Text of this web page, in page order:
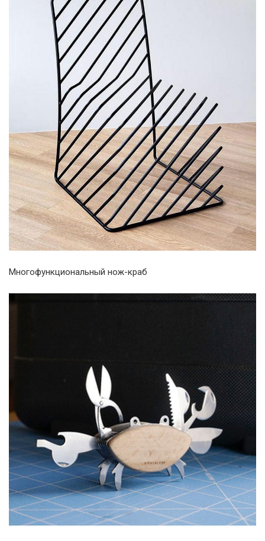
Многофункциональный нож-краб